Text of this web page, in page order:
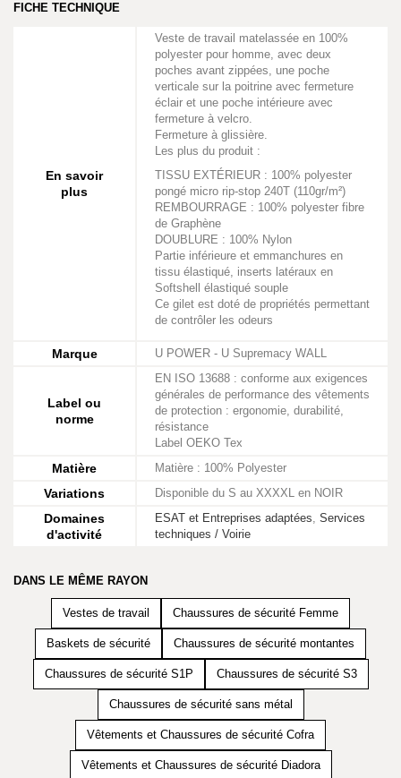
FICHE TECHNIQUE
En savoir
plus
Veste de travail matelassée en 100%
polyester pour homme, avec deux
poches avant zippées, une poche
verticale sur la poitrine avec fermeture
éclair et une poche intérieure avec
fermeture à velcro.
Fermeture à glissière.
Les plus du produit :
TISSU EXTÉRIEUR : 100% polyester
pongé micro rip-stop 240T (110gr/m²)
REMBOURRAGE : 100% polyester fibre
de Graphène
DOUBLURE : 100% Nylon
Partie inférieure et emmanchures en
tissu élastiqué, inserts latéraux en
Softshell élastiqué souple
Ce gilet est doté de propriétés permettant
de contrôler les odeurs
Marque U POWER - U Supremacy WALL
Label ou
norme
EN ISO 13688 : conforme aux exigences
générales de performance des vêtements
de protection : ergonomie, durabilité,
résistance
Label OEKO Tex
Matière Matière : 100% Polyester
Variations Disponible du S au XXXXL en NOIR
Domaines
d'activité
ESAT et Entreprises adaptées, Services
techniques / Voirie
DANS LE MÊME RAYON
Vestes de travail Chaussures de sécurité Femme
Baskets de sécurité Chaussures de sécurité montantes
Chaussures de sécurité S1P Chaussures de sécurité S3
Chaussures de sécurité sans métal
Vêtements et Chaussures de sécurité Cofra
Vêtements et Chaussures de sécurité Diadora